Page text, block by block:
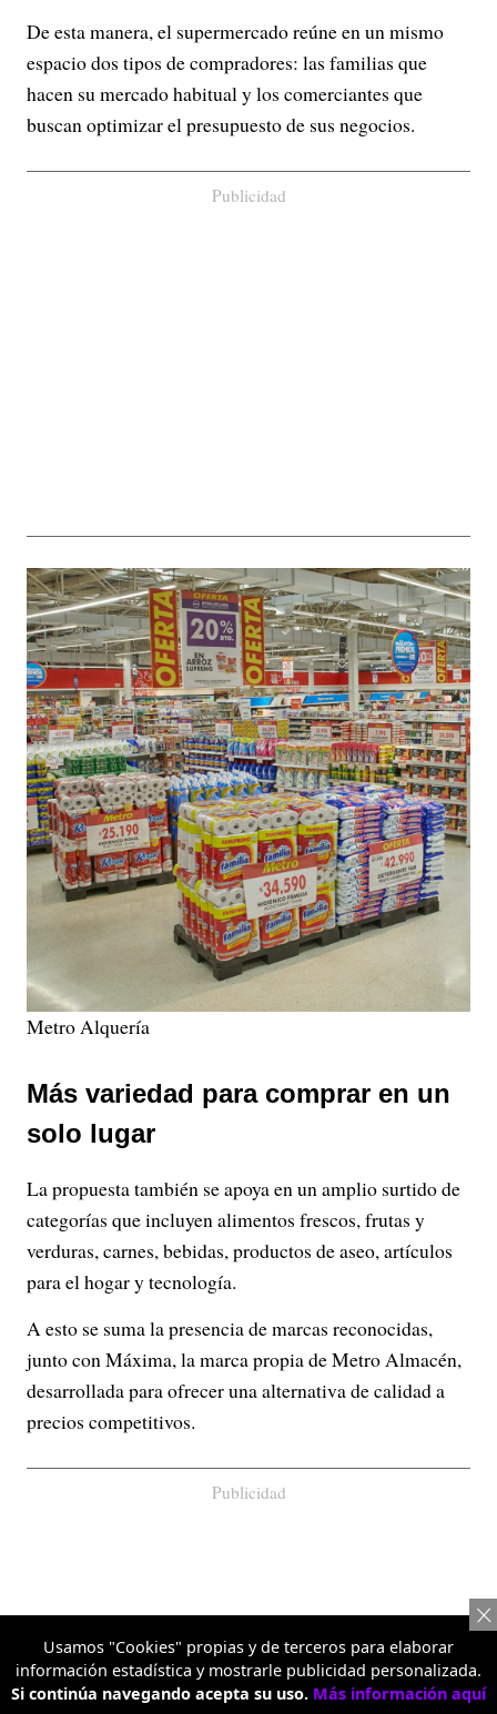
De esta manera, el supermercado reúne en un mismo
espacio dos tipos de compradores: las familias que
hacen su mercado habitual y los comerciantes que
buscan optimizar el presupuesto de sus negocios.
Publicidad
Metro Alquería
Más variedad para comprar en un
solo lugar
La propuesta también se apoya en un amplio surtido de
categorías que incluyen alimentos frescos, frutas y
verduras, carnes, bebidas, productos de aseo, artículos
para el hogar y tecnología.
A esto se suma la presencia de marcas reconocidas,
junto con Máxima, la marca propia de Metro Almacén,
desarrollada para ofrecer una alternativa de calidad a
precios competitivos.
Publicidad
Usamos "Cookies" propias y de terceros para elaborar
información estadística y mostrarle publicidad personalizada.
Si continúa navegando acepta su uso. Más información aquí